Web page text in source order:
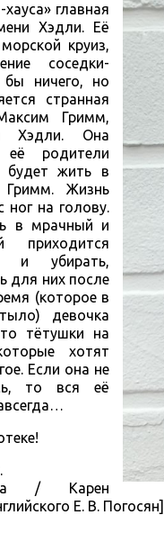
главная
Хэдли. Её
круиз,
соседки-
бы ничего, но
странная
Гримм,
Хэдли. Она
её родители
будет жить в
Гримм. Жизнь
ног на голову.
в мрачный и
приходится
и убирать,
для них после
(которое в
девочка
тётушки на
хотят
Если она не
то вся её
/ Карен
Е. В.